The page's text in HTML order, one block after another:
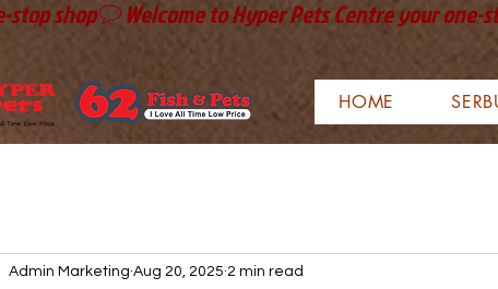
stop shop
HOME
Admin Marketing Aug 20, 2025 2 min read